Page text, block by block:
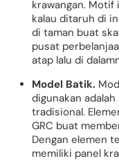
krawangan.
kalau ditaruh di
di taman buat
pusat
atap lalu di
Model Batik.
digunakan
tradisional.
GRC buat
Dengan elemen
memiliki panel